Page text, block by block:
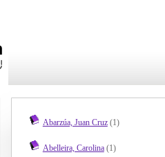
Abarzúa, Juan Cruz(1)
Abelleira, Carolina(1)